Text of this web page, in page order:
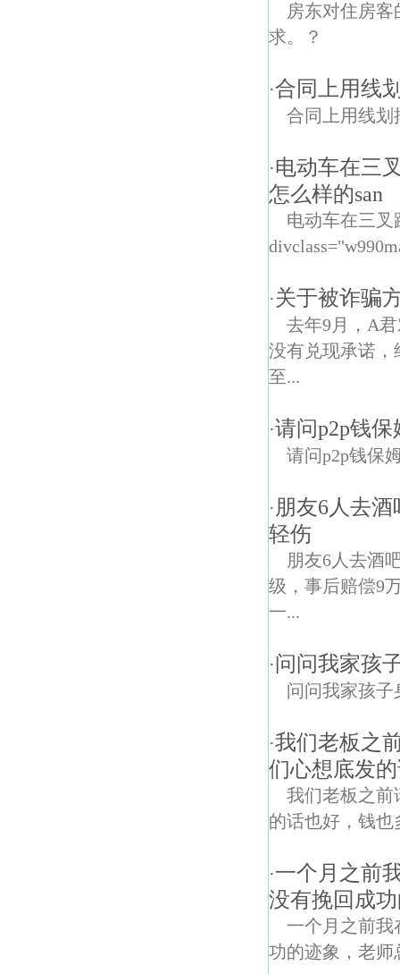
房东对住房
求。？
·合同上用线
合同上用线划
·电动车在三
怎么样的san
电动车在三
·关于被诈骗
去年9月，A
没有兑现承诺，
至...
·请问p2p钱
请问p2p钱保
· 朋友6人去
轻伤
朋友6人去酒
级，事后赔偿9
一...
·问问我家孩
问问我家孩
·我们老板之
们心想底发
我们老板之前
的话也好，钱
·一个月之前
没有挽回成
一个月之前
功的迹象，老师